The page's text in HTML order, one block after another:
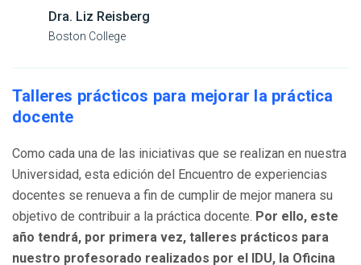
Dra. Liz Reisberg
Boston College
Talleres prácticos para mejorar la práctica
docente
Como cada una de las iniciativas que se realizan en nuestra
Universidad, esta edición del Encuentro de experiencias
docentes se renueva a fin de cumplir de mejor manera su
objetivo de contribuir a la práctica docente. Por ello, este
año tendrá, por primera vez, talleres prácticos para
nuestro profesorado realizados por el IDU, la Oficina